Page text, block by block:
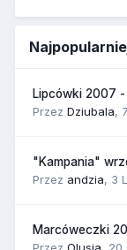
Lipcówki 2007
Przez Dziubala,
"Kampania"
Przez andzia, 3
Marcóweczki